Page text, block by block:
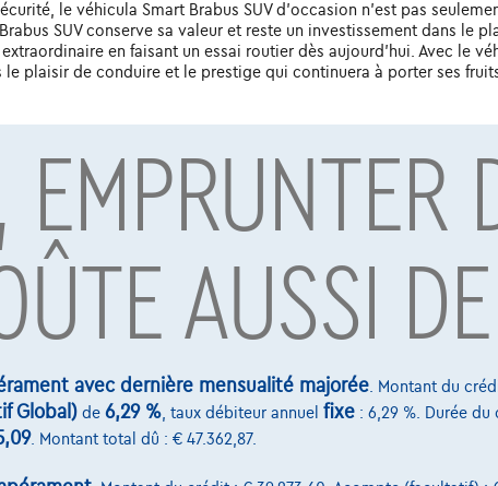
le véhicula Smart Brabus SUV d'occasion n'est pas
SUV conserve sa valeur et reste un investissement dans le
en faisant un essai routier dès aujourd'hui. Avec le
plaisir de conduire et le prestige qui continuera à porter ses
de crédit par Alpha Credit s.a., prêteur, Montagne du Parc 8/3, 1000
Boulevard Albert II 4, B12, 1000 Brussel, BTW BE 1003.765.106, BE93
AUSSI
avec dernière mensualité majorée . Montant du
Global) de 6,29 % , taux débiteur annuel fixe : 6,29 %. Durée du
. Montant total dû : € 47.362,87.
Roi Albert II 4, B12
Services & Solutions
Financement
Leasing